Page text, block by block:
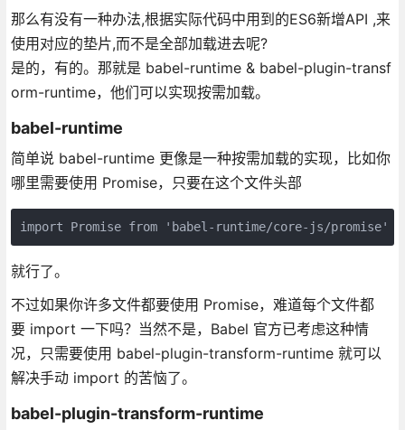
那么有没有一种办法,根据实际代码中用到的ES6新增API ,来
使用对应的垫片,而不是全部加载进去呢?
是的，有的。那就是 babel-runtime & babel-plugin-transf
orm-runtime，他们可以实现按需加载。
babel-runtime
简单说 babel-runtime 更像是一种按需加载的实现，比如你
哪里需要使用 Promise，只要在这个文件头部
import Promise from 'babel-runtime/core-js/promise'
就行了。
不过如果你许多文件都要使用 Promise，难道每个文件都
要 import 一下吗？当然不是，Babel 官方已考虑这种情
况，只需要使用 babel-plugin-transform-runtime 就可以
解决手动 import 的苦恼了。
babel-plugin-transform-runtime